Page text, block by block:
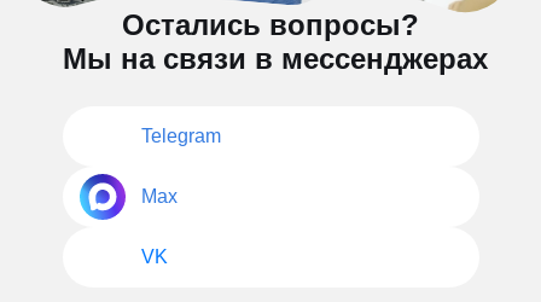
Остались вопросы?
Мы на связи в мессенджерах
Telegram
Max
VK